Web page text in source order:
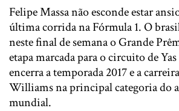
Felipe Massa não esconde estar
última corrida na Fórmula 1. O
neste final de semana o Grande
etapa marcada para o circuito de
encerra a temporada 2017 e a
Williams na principal categoria do
mundial.